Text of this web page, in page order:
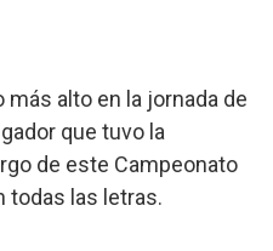
más alto en la jornada de
que tuvo la
de este Campeonato
todas las letras.